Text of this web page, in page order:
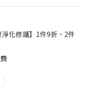
化修護】1件9折、2件